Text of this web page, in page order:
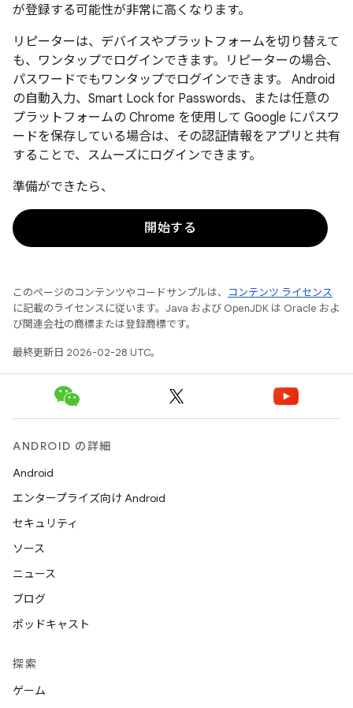
が登録する可能性が非常に高くなります。
リピーターは、デバイスやプラットフォームを切り替えて
も、ワンタップでログインできます。リピーターの場合、
パスワードでもワンタップでログインできます。 Android
の自動入力、Smart Lock for Passwords、または任意の
プラットフォームの Chrome を使用して Google にパスワ
ードを保存している場合は、その認証情報をアプリと共有
することで、スムーズにログインできます。
準備ができたら、
開始する
このページのコンテンツやコードサンプルは、
コンテンツ ライセンス
に記載のライセンスに従います。Java および OpenJDK は Oracle およ
び関連会社の商標または登録商標です。
最終更新日 2026-02-28 UTC。
ANDROID の詳細
Android
エンタープライズ向け Android
セキュリティ
ソース
ニュース
ブログ
ポッドキャスト
探索
ゲーム